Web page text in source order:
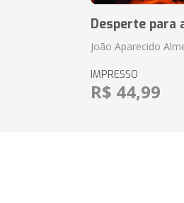
Desperte para
João Aparecido
IMPRESSO
R$ 44,99